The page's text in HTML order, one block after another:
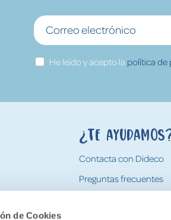
de Cookies
He leído y acepto la política de
¿Te
Contacta con Dideco
Preguntas frecuentes